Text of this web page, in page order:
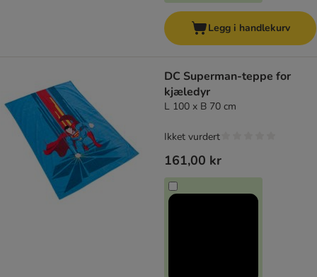
Legg i handlekurv
DC Superman-teppe for
kjæledyr
L 100 x B 70 cm
161,00 kr
Ikket vurdert